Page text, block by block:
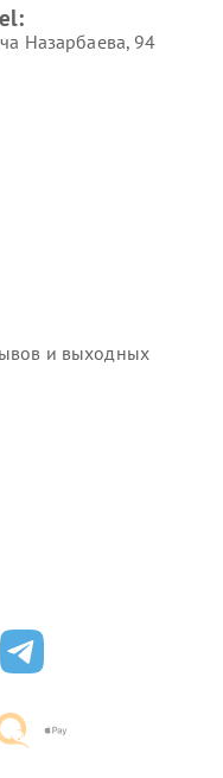
Назарбаева, 94
и выходных